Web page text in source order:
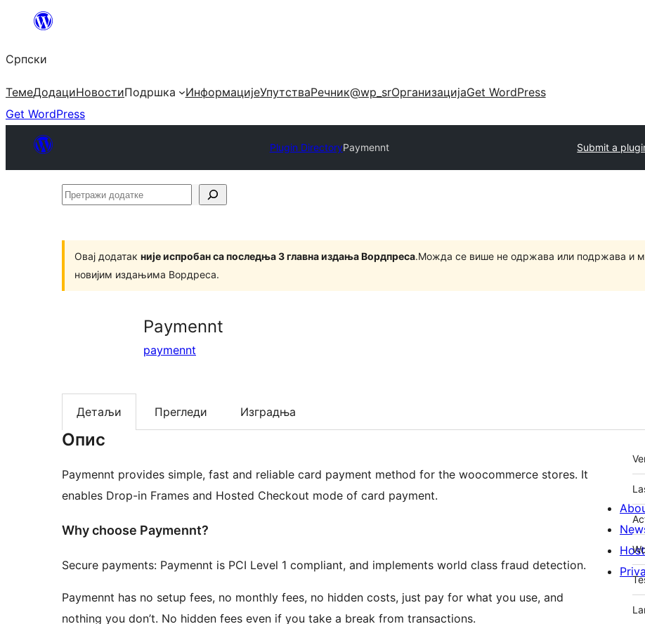
Скочи
садржај
Српски
ТемеДодациНовостиПодршка ИнформацијеУпутстваРечник@wp_srОрганизацијаGet WordPress
Get WordPress
Plugin DirectoryPaymennt Submit a
Претражи
Овај додатак није испробан са последња 3 главна издања Вордпреса.Можда се више не одржава или подржава и
новијим издањима Вордреса.
Paymennt
paymennt
Детаљи Прегледи Изградња
Опис
Paymennt provides simple, fast and reliable card payment method for the woocommerce stores. It
enables Drop-in Frames and Hosted Checkout mode of card payment.
Why choose Paymennt?
Secure payments: Paymennt is PCI Level 1 compliant, and implements world class fraud detection.
Paymennt has no setup fees, no monthly fees, no hidden costs, just pay for what you use, and
nothing you don’t. No hidden fees even if you take a break from transactions.